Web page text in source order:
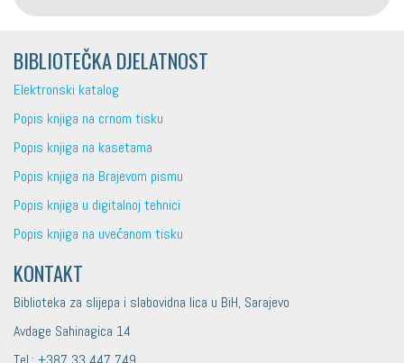
BIBLIOTEČKA DJELATNOST
Elektronski katalog
Popis knjiga na crnom tisku
Popis knjiga na kasetama
Popis knjiga na Brajevom pismu
Popis knjiga u digitalnoj tehnici
Popis knjiga na uvećanom tisku
KONTAKT
Biblioteka za slijepa i slabovidna lica u BiH, Sarajevo
Avdage Sahinagica 14